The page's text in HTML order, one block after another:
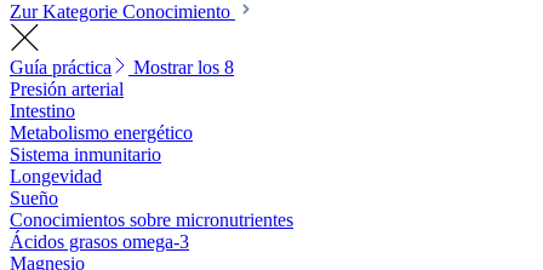
Zur Kategorie Conocimiento
Guía práctica
Mostrar los 8
Presión arterial
Intestino
Metabolismo energético
Sistema inmunitario
Longevidad
Sueño
Conocimientos sobre micronutrientes
Ácidos grasos omega-3
Magnesio